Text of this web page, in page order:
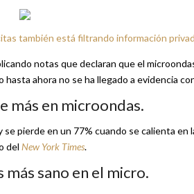
también está filtrando información
notas que declaran que el
ahora no se ha llegado a evidencia
más en microondas.
pierde en un 77% cuando se calienta
del New York Times.
sano en el micro.